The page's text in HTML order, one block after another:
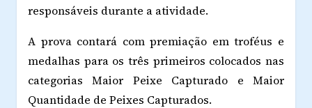
responsáveis durante a atividade.
A prova contará com premiação em troféus e
medalhas para os três primeiros colocados nas
categorias Maior Peixe Capturado e Maior
Quantidade de Peixes Capturados.